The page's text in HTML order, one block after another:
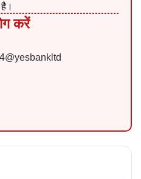
करें